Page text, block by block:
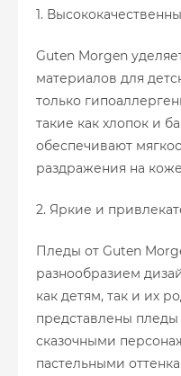
1.
Guten Morgen
материалов для
только
такие как хлопок и
обеспечивают
раздражения на
2. Яркие и
Пледы от Guten
разнообразием
как детям, так и их
представлены
сказочными
пастельными